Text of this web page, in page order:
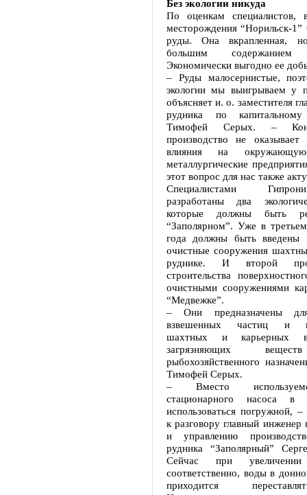
Без экологии никуда
По оценкам
месторождения “Норильск-1”
руды. Она вкрапленная,
большим содержанием
Экономически выгодно ее
– Руды малосернистые,
экологии мы выигрываем у
объясняет и. о. заместителя
рудника по капитальному
Тимофей Серых. –
производство не оказывает
влияния на
металлургические
этот вопрос для нас также
Специалистами
разработаны два
которые должны быть
“Заполярном”. Уже в третьем
года должны быть введены
очистные сооружения
руднике. И второй
строительства
очистными сооружениями
“Медвежке”.
– Они предназначены
взвешенных частиц и
шахтных и
загрязняющих
рыбохозяйственного
Тимофей Серых.
– Вместо
стационарного насоса в
использоваться погружной, –
к разговору главный инженер
и управлению
рудника “Заполярный”
Сейчас при
соответственно, воды в
приходится